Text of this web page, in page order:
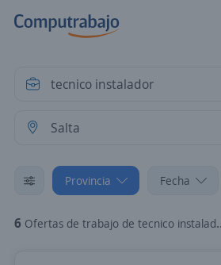
Provincia Fecha
6 Ofertas de trabajo de tecnico instalador en Salta